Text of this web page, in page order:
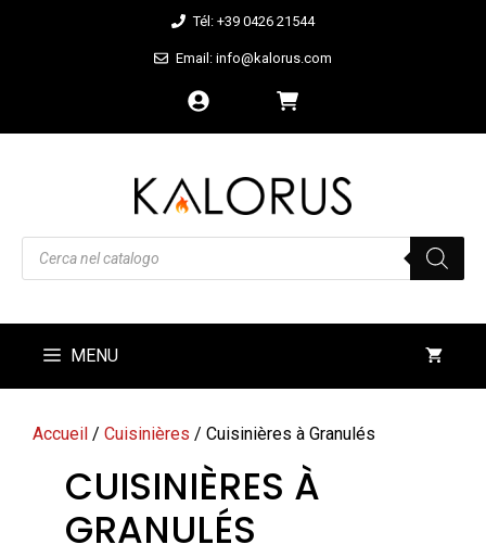
Tél: +39 0426 21544
Email: info@kalorus.com
Recherche
produits
MENU
Accueil / Cuisinières / Cuisinières à Granulés
CUISINIÈRES À
GRANULÉS